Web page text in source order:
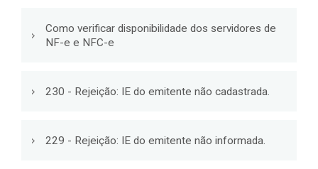
Como verificar disponibilidade dos servidores de
NF-e e NFC-e
230 - Rejeição: IE do emitente não cadastrada.
229 - Rejeição: IE do emitente não informada.